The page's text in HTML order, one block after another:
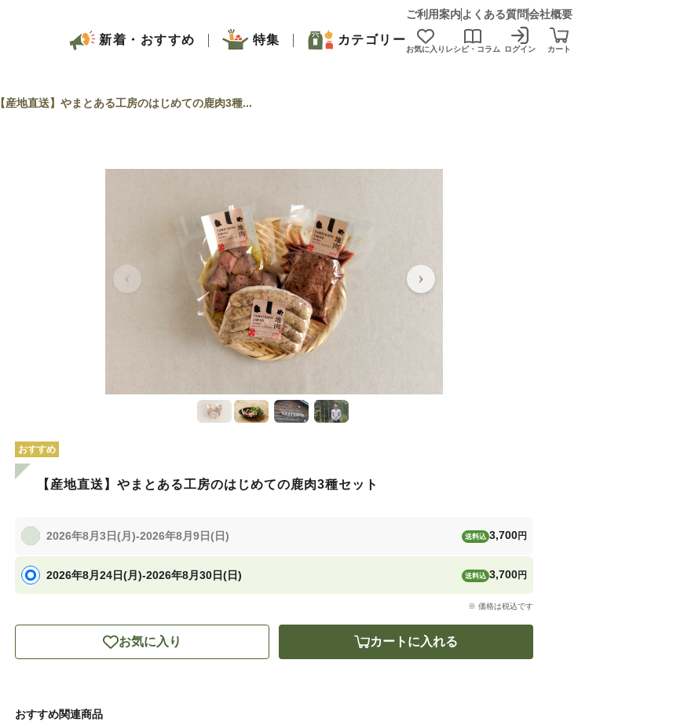
ご利用案内 よくある質問会社概要
新着・おすすめ 特集 カテゴリー
お気に入り レシピ・コラム ログイン カート
【産地直送】やまとある工房のはじめての鹿肉3種...
おすすめ
【産地直送】やまとある工房のはじめての鹿肉3種セット
2026年8月3日(月)-2026年8月9日(日) 送料込 3,700円
2026年8月24日(月)-2026年8月30日(日) 送料込 3,700円
※ 価格は税込です
お気に入り カートに入れる
おすすめ関連商品